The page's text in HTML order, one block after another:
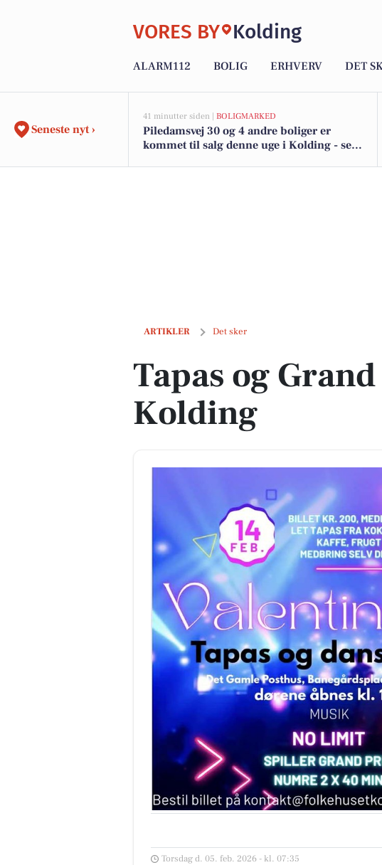
VORES BY Kolding
ALARM112 BOLIG ERHVERV DET
Seneste nyt ›
41 minutter siden | BOLIGMARKED
Piledamsvej 30 og 4 andre boliger er
kommet til salg denne uge i Kolding - se
ARTIKLER Det sker
Tapas og Grand Prix fest i Kolding
Tapas og
Kolding
Torsdag d. 05. feb. 2026 - kl. 07:35